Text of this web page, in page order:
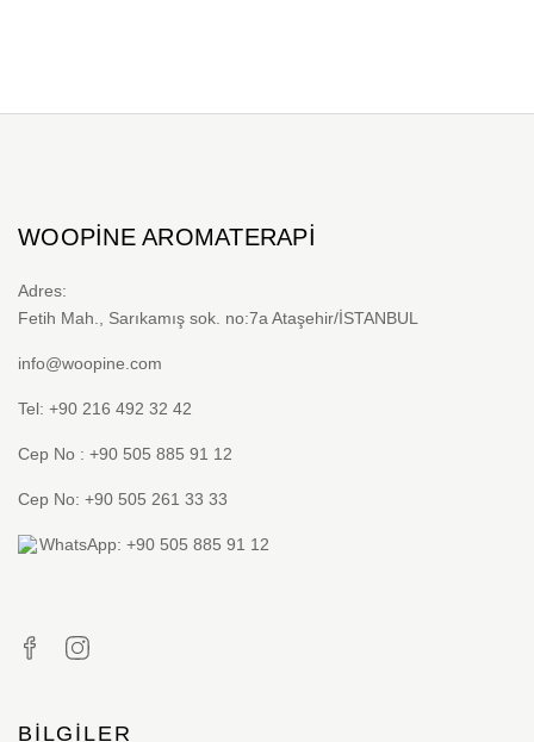
WOOPINE AROMATERAPI
Adres:
Fetih Mah., Sarıkamış sok. no:7a Ataşehir/İSTANBUL
info@woopine.com
Tel: +90 216 492 32 42
Cep No : +90 505 885 91 12
Cep No: +90 505 261 33 33
WhatsApp: +90 505 885 91 12
BILGILER